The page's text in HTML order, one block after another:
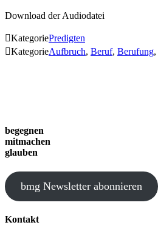
Download der Audiodatei
KategoriePredigten
KategorieAufbruch, Beruf, Berufung,
begegnen
mitmachen
glauben
bmg Newsletter abonnieren
Kontakt